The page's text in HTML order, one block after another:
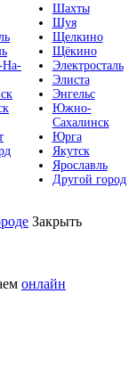
На-
Шахты
Шуя
Щелкино
Щёкино
Электросталь
Элиста
Энгельс
Южно-
Сахалинск
Юрга
Якутск
Ярославль
Другой город
Закрыть
онлайн